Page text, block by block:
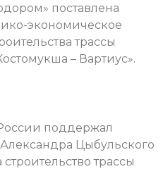
поставлена
экономическое
трассы
– Вартиус».
поддержал
Цыбульского
трассы